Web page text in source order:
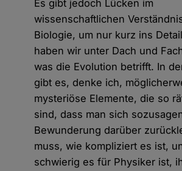
Es gibt jedoch Lücken im
wissenschaftlichen
Biologie, um nur kurz ins
haben wir unter Dach und
was die Evolution betrifft. In
gibt es, denke ich,
mysteriöse Elemente, die so
sind, dass man sich
Bewunderung darüber
muss, wie kompliziert es ist,
schwierig es für Physiker ist,